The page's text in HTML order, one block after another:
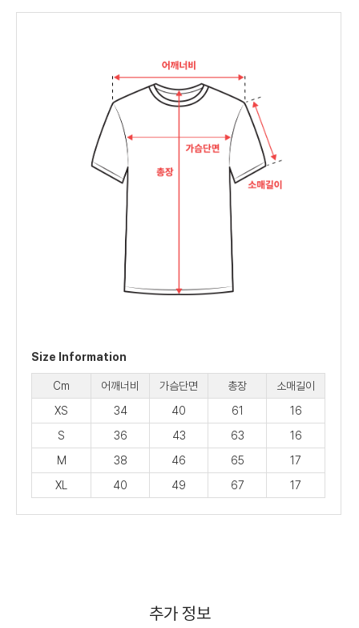
Size Information
Cm 어깨너비 가슴단면 총장
소매길이
XS
34 40 61
16
S
36 43 63
16
M
38 46 65
17
XL
40 49 67 17
추가 정보